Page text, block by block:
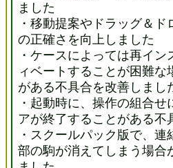
ました
・移動提案やドラッグ＆ド
の正確さを向上しました
・ケースによっては再イ
ィベートすることが困難な
がある不具合を改善しまし
・起動時に、操作の組合
アが終了することがある不
・スクールパック版で、
部の駒が消えてしまう場合